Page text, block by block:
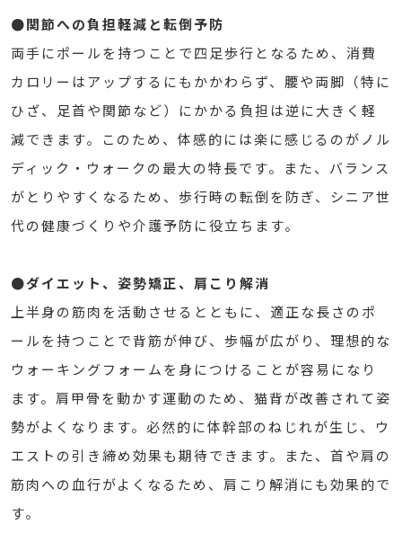
●関節への負担軽減と転倒予防
両手にポールを持つことで四足歩行となるため、消費
カロリーはアップするにもかかわらず、腰や両脚（特に
ひざ、足首や関節など）にかかる負担は逆に大きく軽
減できます。このため、体感的には楽に感じるのがノル
ディック・ウォークの最大の特長です。また、バランス
がとりやすくなるため、歩行時の転倒を防ぎ、シニア世
代の健康づくりや介護予防に役立ちます。
●ダイエット、姿勢矯正、肩こり解消
上半身の筋肉を活動させるとともに、適正な長さのポ
ールを持つことで背筋が伸び、歩幅が広がり、理想的な
ウォーキングフォームを身につけることが容易になり
ます。肩甲骨を動かす運動のため、猫背が改善されて姿
勢がよくなります。必然的に体幹部のねじれが生じ、ウ
エストの引き締め効果も期待できます。また、首や肩の
筋肉への血行がよくなるため、肩こり解消にも効果的で
す。